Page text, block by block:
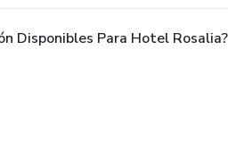
Disponibles Para Hotel Rosalia?